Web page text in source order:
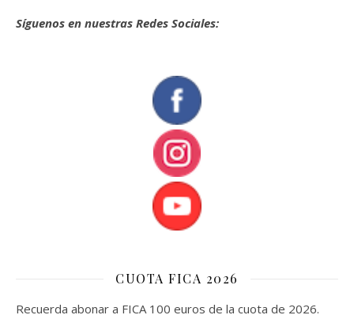
Síguenos en nuestras Redes Sociales:
CUOTA FICA 2026
Recuerda abonar a FICA 100 euros de la cuota de 2026.